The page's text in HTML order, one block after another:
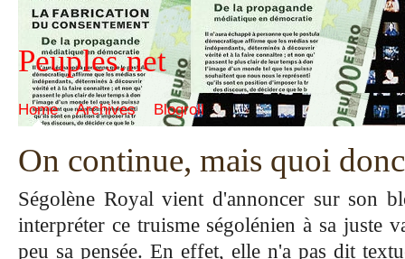
Peuples.net
Home Archives Blogroll
On continue, mais quoi
Ségolène Royal vient d'annoncer sur son
interpréter ce truisme ségolénien à sa juste
peu sa pensée. En effet, elle n'a pas dit